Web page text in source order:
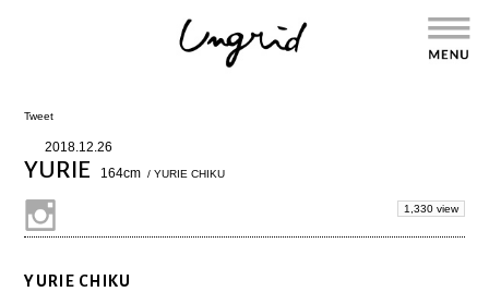
Tweet
2018.12.26
YURIE 164cm / YURIE CHIKU
1,330 view
YURIE CHIKU